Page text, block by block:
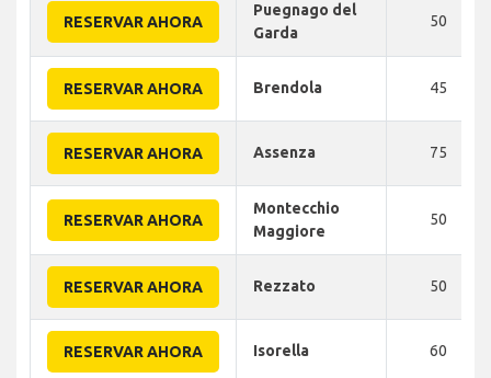
RESERVAR AHORA
Puegnago del
Garda
50
RESERVAR AHORA Brendola 45
RESERVAR AHORA Assenza 75
RESERVAR AHORA
Montecchio
Maggiore
50
RESERVAR AHORA Rezzato 50
RESERVAR AHORA Isorella 60